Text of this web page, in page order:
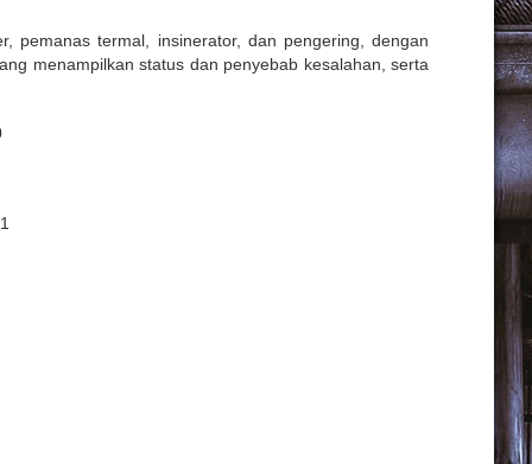
pemanas termal insinerator, dan pengering ,dengan
menampilkan status dan penyebab kesalahan ,serta